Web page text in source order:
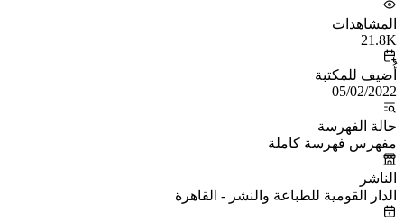
المشاهدات
21.8K
أُضيف للمكتبة
05/02/2022
حالة الفهرسة
مفهرس فهرسة كاملة
الناشر
الدار القومية للطباعة والنشر - القاهرة